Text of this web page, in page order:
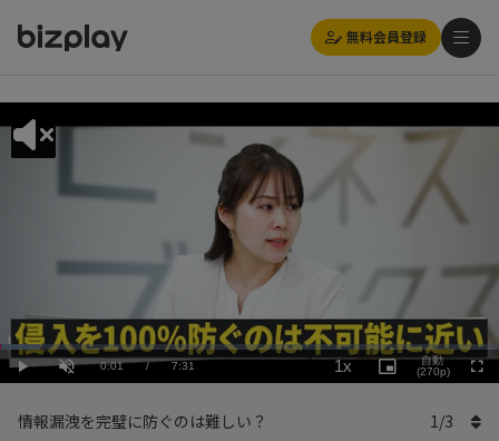
無料会員登録
Play UnmuteCurrent
0:01 / Duration
7:31
Loaded:
7.99%
1x
Playback
Rate
Picture-
in-
自動
(270p)
情報漏洩を完璧に防ぐのは難しい？ 1/3